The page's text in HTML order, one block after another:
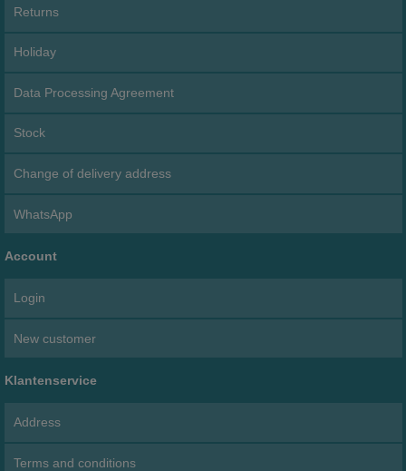
Returns
Holiday
Data Processing Agreement
Stock
Change of delivery address
WhatsApp
Account
Login
New customer
Klantenservice
Address
Terms and conditions